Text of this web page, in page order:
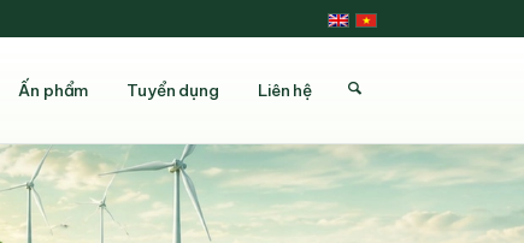
Ấn phẩm Tuyển dụng Liên hệ